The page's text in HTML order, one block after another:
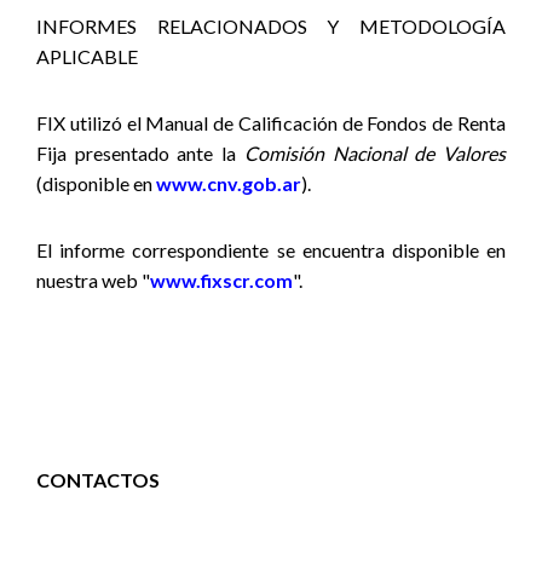
INFORMES RELACIONADOS Y METODOLOGÍA
APLICABLE
FIX utilizó el Manual de Calificación de Fondos de Renta
Fija presentado ante la Comisión Nacional de Valores
(disponibleenwww.cnv.gob.ar).
El informe correspondiente se encuentra disponible en
nuestra web "www.fixscr.com".
CONTACTOS